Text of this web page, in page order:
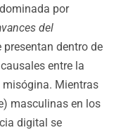
por
del
presentan dentro de
entre la
Mientras
masculinas en los
digital se